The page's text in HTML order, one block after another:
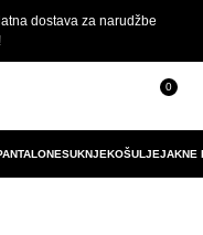
dostava za narudžbe
!
0
SUKNJEKOŠULJEJAKNE